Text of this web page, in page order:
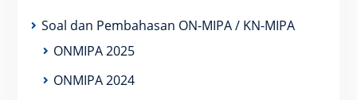
Soal dan Pembahasan ON-MIPA / KN-MIPA
ONMIPA 2025
ONMIPA 2024